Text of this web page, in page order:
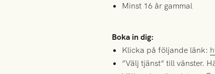
Minst 16 år gammal
Boka in dig:
Klicka på följande länk:
”Välj tjänst” till vänster.